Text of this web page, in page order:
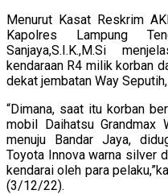
Menurut Kasat Reskrim
Kapolres Lampung
Sanjaya,S.I.K.,M.Si
kendaraan R4 milik korban
dekat jembatan Way
“Dimana, saat itu korban
mobil Daihatsu
menuju Bandar Jaya,
Toyota Innova warna silver
kendarai oleh para
(3/12/22).